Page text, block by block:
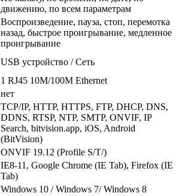
движению, по всем параметрам
Воспроизведение, пауза, стоп, перемотка
назад, быстрое проигрывание, медленное
проигрывание
USB устройство / Сеть
1 RJ45 10M/100M Ethernet
нет
TCP/IP, HTTP, HTTPS, FTP, DHCP, DNS,
DDNS, RTSP, NTP, SMTP, ONVIF, IP
Search, bitvision.app, iOS, Android
(BitVision)
ONVIF 19.12 (Profile S/T/)
IE8-11, Google Chrome (IE Tab), Firefox (IE
Tab)
Windows 10 / Windows 7/ Windows 8